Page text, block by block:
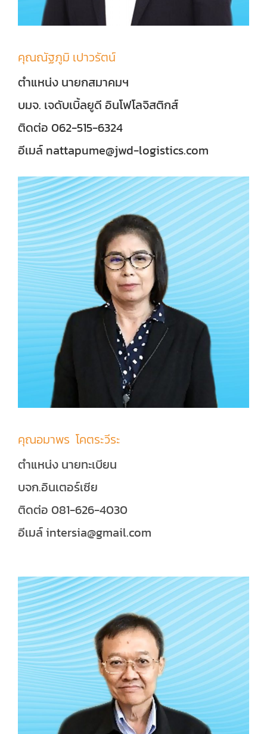
คุณณัฐภูมิ เปาวรัตน์
ตำแหน่ง นายกสมาคมฯ
บมจ. เจดับเบิ้ลยูดี อินโฟโลจิสติกส์
ติดต่อ 062-515-6324
อีเมล์ nattapume@jwd-logistics.com
คุณอมาพร โคตระวีระ
ตำแหน่ง นายทะเบียน
บจก.อินเตอร์เซีย
ติดต่อ 081-626-4030
อีเมล์ intersia@gmail.com